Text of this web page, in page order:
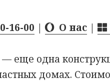
16-00 | О нас |
— еще одна
домах.